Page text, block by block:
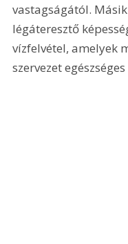
vastagságától.
légáteresztő
vízfelvétel, amelyek
szervezet